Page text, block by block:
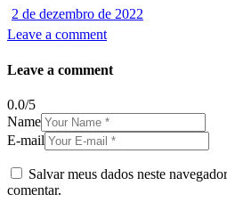
2 de dezembro de 2022
Leave a comment
Leave a comment
0.0/5
Name
E-mail
Salvar meus dados neste
comentar.